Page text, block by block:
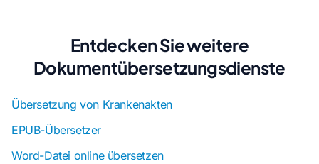
Entdecken Sie weitere
Dokumentübersetzungsdienste
Übersetzung von Krankenakten
EPUB-Übersetzer
Word-Datei online übersetzen